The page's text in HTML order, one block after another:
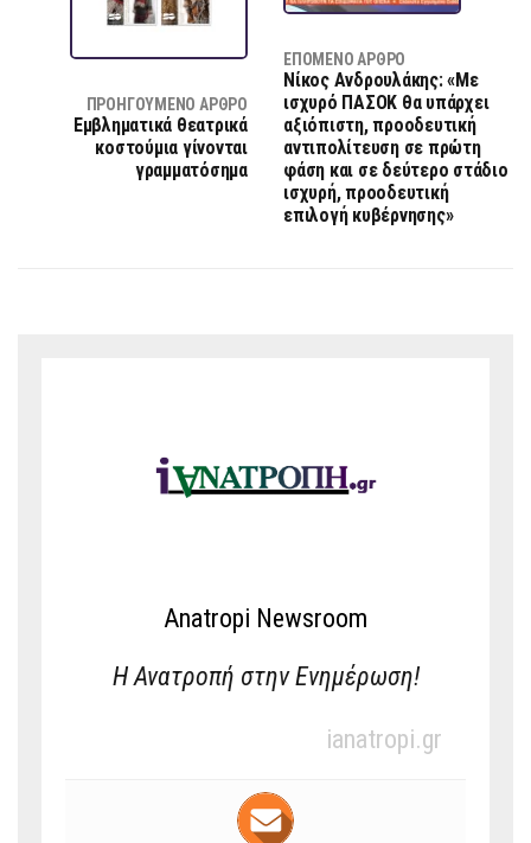
ΠΡΟΗΓΟΎΜΕΝΟ ΆΡΘΡΟ
Εμβληματικά θεατρικά
κοστούμια γίνονται
γραμματόσημα
ΕΠΌΜΕΝΟ ΆΡΘΡΟ
Νίκος Ανδρουλάκης: «Με
ισχυρό ΠΑΣΟΚ θα υπάρχει
αξιόπιστη, προοδευτική
αντιπολίτευση σε πρώτη
φάση και σε δεύτερο στάδιο
ισχυρή, προοδευτική
επιλογή κυβέρνησης»
Anatropi Newsroom
Η Ανατροπή στην Ενημέρωση!
ianatropi.gr